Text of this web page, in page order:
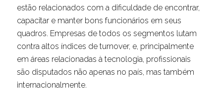
estão relacionados com a dificuldade de encontrar,
capacitar e manter bons funcionários em seus
quadros. Empresas de todos os segmentos lutam
contra altos índices de turnover, e, principalmente
em áreas relacionadas à tecnologia, profissionais
são disputados não apenas no país, mas também
internacionalmente.